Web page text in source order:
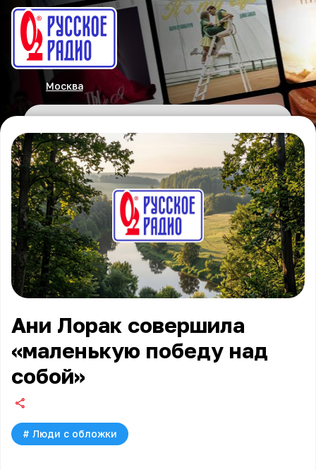
Москва
Ани Лорак совершила
«маленькую победу над
собой»
# Люди с обложки